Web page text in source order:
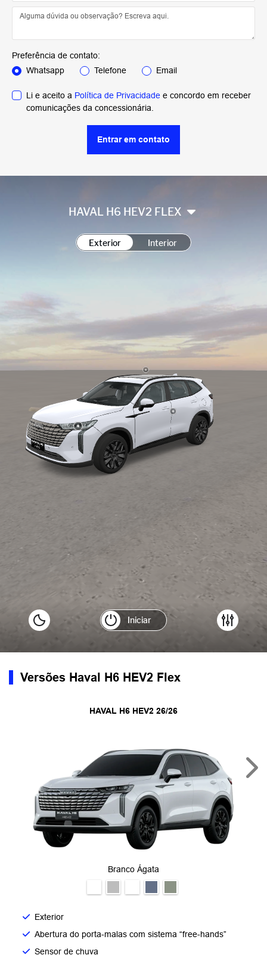
Preferência de contato:
Whatsapp
Telefone Email
Li e aceito a Política de Privacidade e concordo em receber
comunicações da concessionária.
Entrar em contato
Versões Haval H6 HEV2 Flex
HAVAL H6 HEV2 26/26
Branco Ágata
Exterior
Abertura do porta-malas com sistema “free-hands”
Sensor de chuva